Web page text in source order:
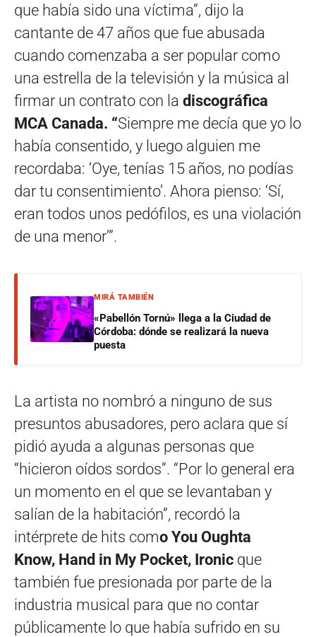
que había sido una víctima”, dijo la
cantante de 47 años que fue abusada
cuando comenzaba a ser popular como
una estrella de la televisión y la música al
firmar un contrato con la discográfica
MCA Canada. “Siempre me decía que yo lo
había consentido, y luego alguien me
recordaba: ‘Oye, tenías 15 años, no podías
dar tu consentimiento’. Ahora pienso: ‘Sí,
eran todos unos pedófilos, es una violación
de una menor’”.
MIRÁ TAMBIÉN
«Pabellón Tornú» llega a la Ciudad de
Córdoba: dónde se realizará la nueva
puesta
La artista no nombró a ninguno de sus
presuntos abusadores, pero aclara que sí
pidió ayuda a algunas personas que
“hicieron oídos sordos”. “Por lo general era
un momento en el que se levantaban y
salían de la habitación”, recordó la
intérprete de hits como You Oughta
Know, Hand in My Pocket, Ironic que
también fue presionada por parte de la
industria musical para que no contar
públicamente lo que había sufrido en su